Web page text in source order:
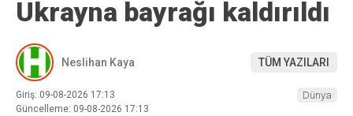
Ukrayna bayrağı kaldırıldı
Neslihan Kaya TÜM YAZILARI
Giriş: 09-08-2026 17:13
Güncelleme: 09-08-2026 17:13
Dünya